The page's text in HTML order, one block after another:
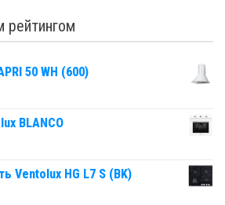
рейтингом
50 WH (600)
BLANCO
Ventolux HG L7 S (BK)